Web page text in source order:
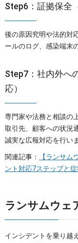
Step6：証拠保全
後の原因究明や法的対
ールのログ、感染端末
Step7：社内外へ
応）
専門家や法務と相談の
取引先、顧客への状況
誠実な広報対応を行い
関連記事：
【ランサ
ント対応7ステップと
ランサムウェ
インシデントを乗り越